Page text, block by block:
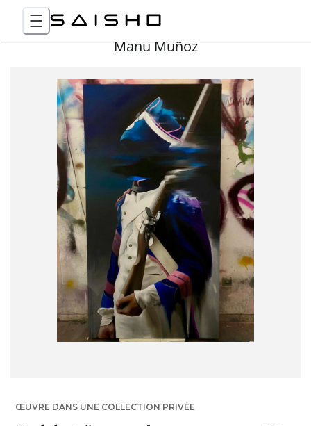
Manu Muñoz
ŒUVRE DANS UNE COLLECTION PRIVÉE